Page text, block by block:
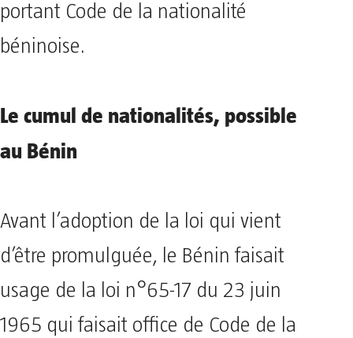
portant Code de la nationalité
béninoise.
Le cumul de nationalités, possible
au Bénin
Avant l’adoption de la loi qui vient
d’être promulguée, le Bénin faisait
usage de la loi n°65-17 du 23 juin
1965 qui faisait office de Code de la